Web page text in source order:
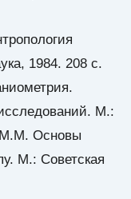
1984. 208 с.
М.:
М.М. Основы
М.: Советская